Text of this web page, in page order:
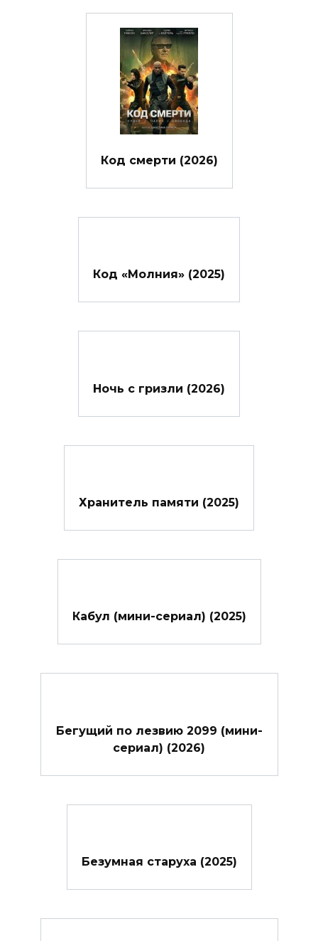
Код смерти (2026)
Код «Молния» (2025)
Ночь с гризли (2026)
Хранитель памяти (2025)
Кабул (мини-сериал) (2025)
Бегущий по лезвию 2099 (мини-
сериал) (2026)
Безумная старуха (2025)